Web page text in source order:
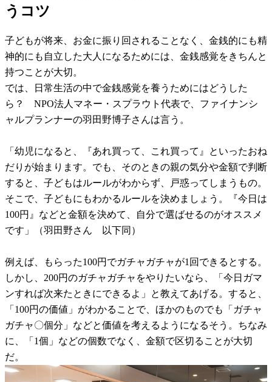
うコツ
子どもが将来、お金に振り回されることなく、金銭的にも精
神的にも自立した大人になるためには、金銭感覚をきちんと
持つことが大切。
では、日常生活の中で金銭感覚を養うためにはどうした
ら？ NPO法人マネー・スプラウト代表で、ファイナンシ
ャルプランナーの羽田野博子さんは言う。
「幼児になると、『あれ買って、これ買って』といったおね
だりが始まります。でも、そのときの親の気分や金額で判断
すると、子どもはルールがわからず、戸惑ってしまうもの。
そこで、子どもにもわかるルールを決めましょう。『今日は
100円』などと金額を決めて、自分で選ばせるのがオススメ
です」（羽田野さん 以下同）
例えば、もらった100円でガチャガチャが1回できるとする。
しかし、200円のガチャガチャをやりたいなら、「今日ガマ
ンすれば次来たときにできるよ」と教えてあげる。すると、
「100円の価値」がわかることで、ほかのものでも「ガチャ
ガチャ〇個分」などと価値を考えるようになるそう。ちなみ
に、「1個」などの個数でなく、金額で区切ることが大切
だ。